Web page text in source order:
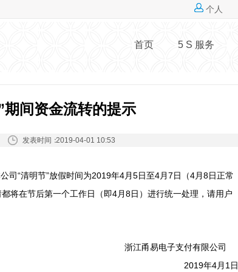
个人
首页 5 S 服务
期间资金流转的提示
发表时间：2019-04-01 10:53
“清明节”放假时间为2019年4月5日至4月7日（4月8日正常
将在节后第一个工作日（即4月8日）进行统一处理，请用户
浙江甬易电子支付有限公司
2019年4月1日